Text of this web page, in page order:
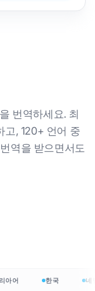
번역하세요. 최
고, 120+ 언어 중
역을 받으면서도
아어 한국 네